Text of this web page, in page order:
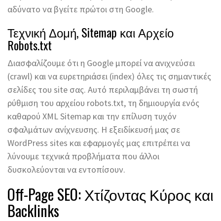
αδύνατο να βγείτε πρώτοι στη Google.
Τεχνική Δομή, Sitemap και Αρχείο
Robots.txt
Διασφαλίζουμε ότι η Google μπορεί να ανιχνεύσει
(crawl) και να ευρετηριάσει (index) όλες τις σημαντικές
σελίδες του site σας. Αυτό περιλαμβάνει τη σωστή
ρύθμιση του αρχείου robots.txt, τη δημιουργία ενός
καθαρού XML Sitemap και την επίλυση τυχόν
σφαλμάτων ανίχνευσης. Η εξειδίκευσή μας σε
WordPress sites και εφαρμογές μας επιτρέπει να
λύνουμε τεχνικά προβλήματα που άλλοι
δυσκολεύονται να εντοπίσουν.
Off-Page SEO: Χτίζοντας Κύρος και
Backlinks